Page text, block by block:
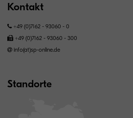
Kontakt
+49 (0)7162 - 93060 - 0
+49 (0)7162 - 93060 - 300
info(at)sp-online.de
Standorte